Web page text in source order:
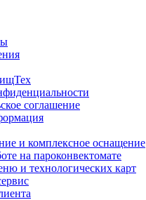
соглашение
и комплексное оснащение
на пароконвектомате
и технологических карт